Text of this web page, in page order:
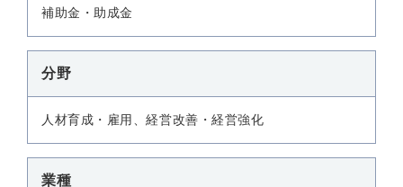
補助金・助成金
分野
人材育成・雇用、経営改善・経営強化
業種